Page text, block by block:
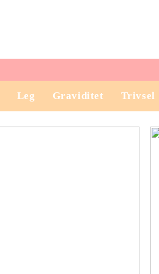
Leg Graviditet Trivsel